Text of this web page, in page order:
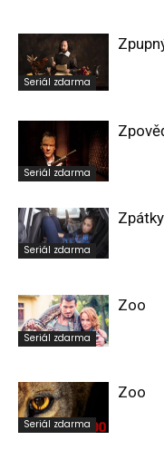
Seriál zdarma
Seriál zdarma
Seriál zdarma
Seriál zdarma
Zoo
Seriál zdarma
Zoo